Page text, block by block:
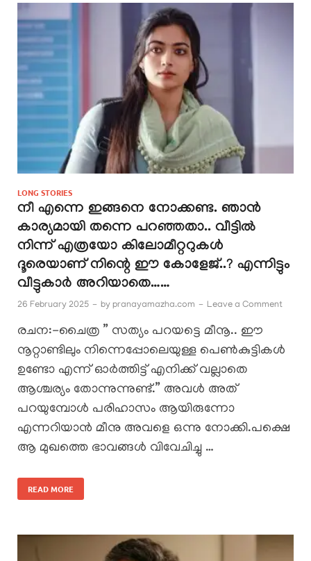
LONG STORIES
നീ എന്നെ ഇങ്ങനെ നോക്കണ്ട. ഞാൻ
കാര്യമായി തന്നെ പറഞ്ഞതാ.. വീട്ടിൽ
നിന്ന് എത്രയോ കിലോമീറ്ററുകൾ
ദൂരെയാണ് നിന്റെ ഈ കോളേജ്..? എന്നിട്ടും
വീട്ടുകാർ അറിയാതെ……
26 February 2025 - by pranayamazha.com - Leave a Comment
രചന:-ചൈത്ര ” സത്യം പറയട്ടെ മീനൂ.. ഈ
നൂറ്റാണ്ടിലും നിന്നെപ്പോലെയുള്ള പെൺകുട്ടികൾ
ഉണ്ടോ എന്ന് ഓർത്തിട്ട് എനിക്ക് വല്ലാതെ
ആശ്ചര്യം തോന്നുന്നുണ്ട്.” അവൾ അത്
പറയുമ്പോൾ പരിഹാസം ആയിരുന്നോ
എന്നറിയാൻ മീനു അവളെ ഒന്നു നോക്കി.പക്ഷെ
ആ മുഖത്തെ ഭാവങ്ങൾ വിവേചിച്ചു …
READ MORE